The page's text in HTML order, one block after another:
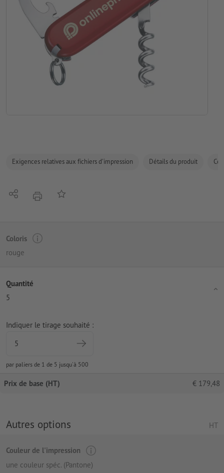
Exigences relatives aux fichiers d'impression Détails du produit
PartagerimprimerAjouter à liste d'article
Coloris
rouge
Quantité
5
Indiquer le tirage souhaité :
par paliers de 1 de 5 jusqu'à 500
Prix de base (HT) € 179,48
Autres options HT
Couleur de l'impression
une couleur spéc. (Pantone)